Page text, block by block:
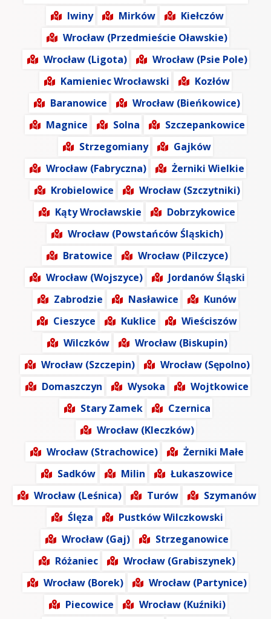
Iwiny
Mirków
Kiełczów
Wrocław (Przedmieście Oławskie)
Wrocław (Ligota)
Wrocław (Psie Pole)
Kamieniec Wrocławski
Kozłów
Baranowice
Wrocław (Bieńkowice)
Magnice
Solna
Szczepankowice
Strzegomiany
Gajków
Wrocław (Fabryczna)
Żerniki Wielkie
Krobielowice
Wrocław (Szczytniki)
Kąty Wrocławskie
Dobrzykowice
Wrocław (Powstańców Śląskich)
Bratowice
Wrocław (Pilczyce)
Wrocław (Wojszyce)
Jordanów Śląski
Zabrodzie
Nasławice
Kunów
Cieszyce
Kuklice
Wieściszów
Wilczków
Wrocław (Biskupin)
Wrocław (Szczepin)
Wrocław (Sępolno)
Domaszczyn
Wysoka
Wojtkowice
Stary Zamek
Czernica
Wrocław (Kleczków)
Wrocław (Strachowice)
Żerniki Małe
Sadków
Milin
Łukaszowice
Wrocław (Leśnica)
Turów
Szymanów
Ślęza
Pustków Wilczkowski
Wrocław (Gaj)
Strzeganowice
Różaniec
Wrocław (Grabiszynek)
Wrocław (Borek)
Wrocław (Partynice)
Piecowice
Wrocław (Kuźniki)